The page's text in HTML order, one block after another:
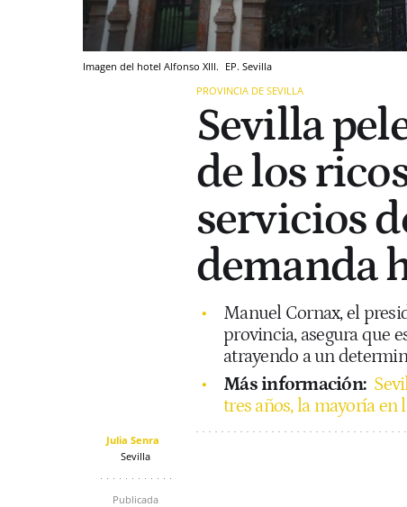
Imagen del hotel Alfonso XIII. EP. Sevilla
PROVINCIA DE SEVILLA
Sevilla
de los
servicios
demanda
Manuel Cornax, el
provincia, asegura que
atrayendo a un
Más información:
tres años, la mayoría
Julia Senra
Sevilla
Publicada